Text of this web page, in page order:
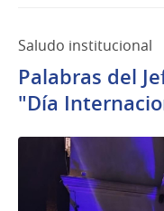
Saludo institucional
Palabras del
"Día